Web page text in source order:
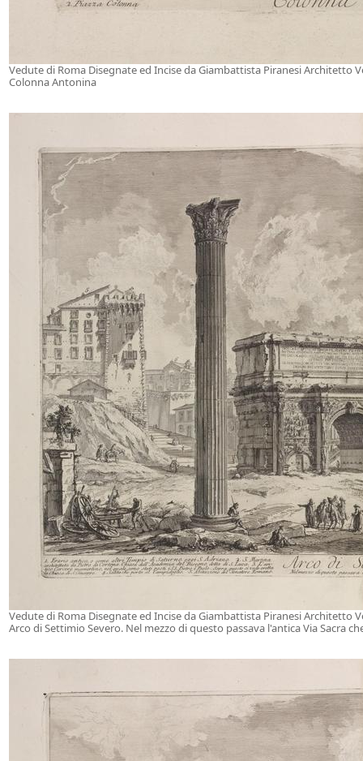
Vedute di Roma Disegnate ed Incise da Giambattista Piranesi Architetto
Colonna Antonina
Vedute di Roma Disegnate ed Incise da Giambattista Piranesi Architetto
Arco di Settimio Severo. Nel mezzo di questo passava l'antica Via Sacra